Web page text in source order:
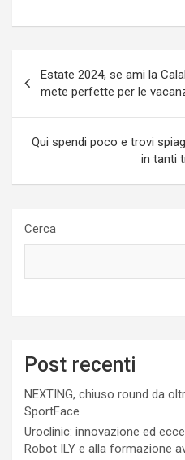
articoli
Estate 2024, se ami la
mete perfette per le
Qui spendi poco e trovi
in tanti
Cerca
Post recenti
NEXTING, chiuso round da
SportFace
Uroclinic: innovazione ed
Robot ILY e alla formazione